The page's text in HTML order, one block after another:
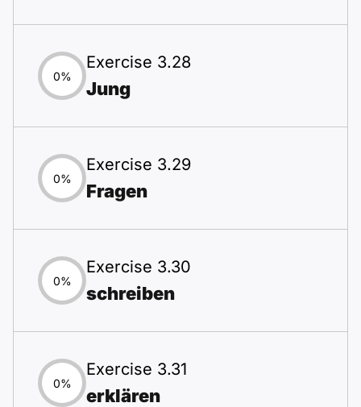
0%
Exercise 3.28
Jung
0%
Exercise 3.29
Fragen
0%
Exercise 3.30
schreiben
0%
Exercise 3.31
erklären